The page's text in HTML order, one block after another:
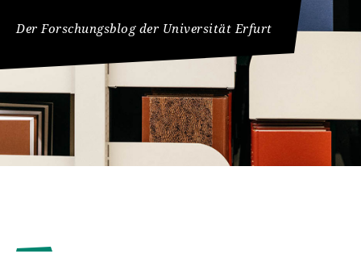
Der Forschungsblog der Universität Erfurt